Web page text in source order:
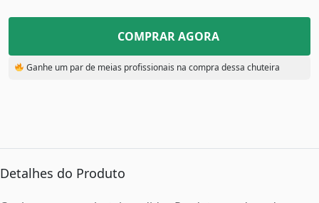
COMPRAR AGORA
Ganhe um par de meias profissionais na compra dessa chuteira
Detalhes do Produto